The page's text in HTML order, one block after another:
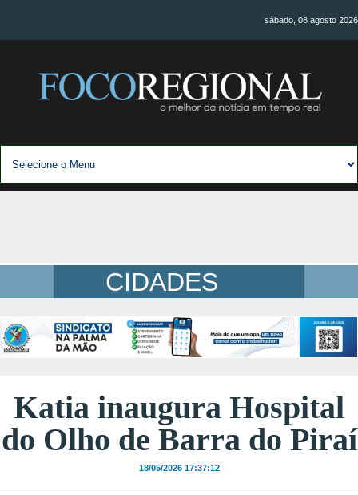
sábado, 08 agosto 2026
CIDADES
Katia inaugura Hospital
do Olho de Barra do Piraí
18/05/2026 17:37:12